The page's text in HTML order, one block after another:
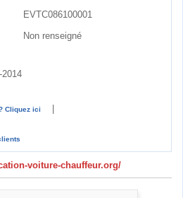
EVTC086100001
Non renseigné
2014
Cliquez ici
voiture-chauffeur.org/